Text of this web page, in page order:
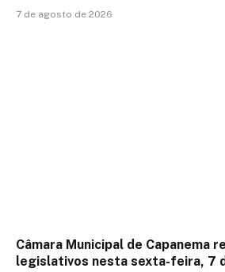
7 de agosto de 2026
Câmara Municipal de Capanema
legislativos nesta sexta-feira, 7